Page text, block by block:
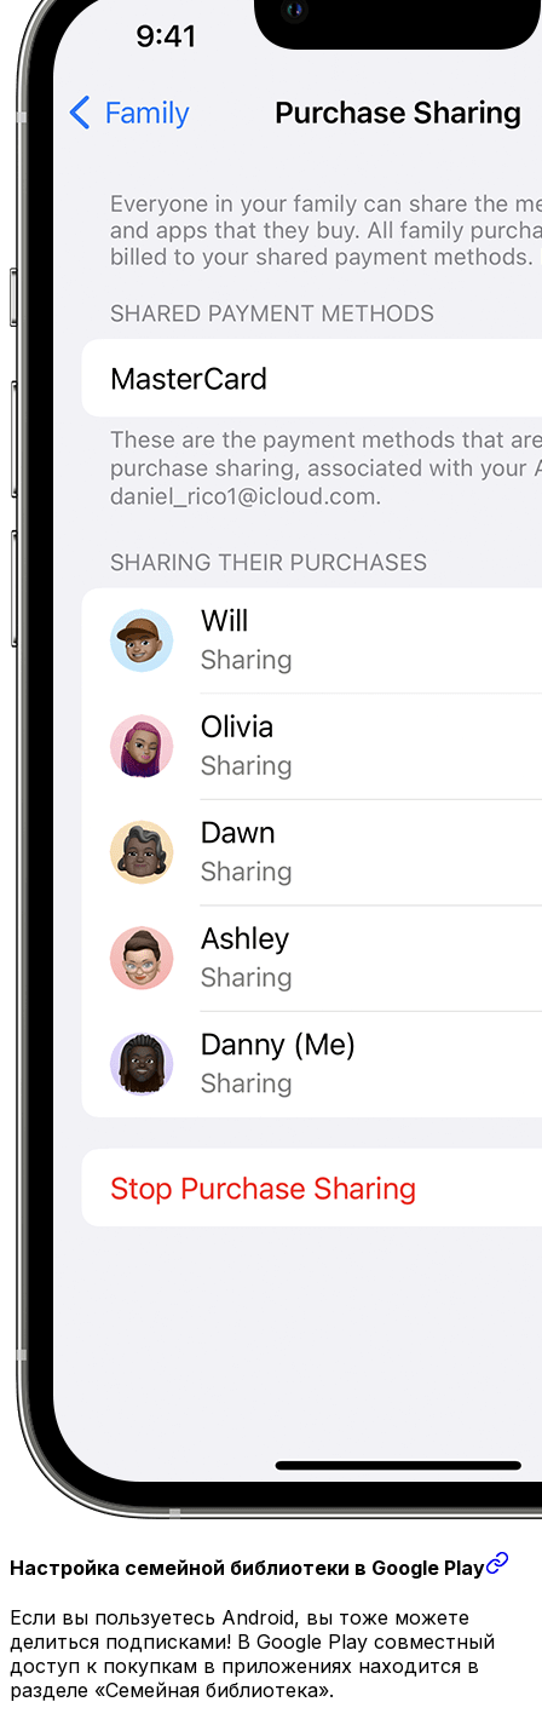
Настройка семейной библиотеки в Google Play
Если вы пользуетесь Android, вы тоже можете
делиться подписками! В Google Play совместный
доступ к покупкам в приложениях находится в
разделе «Семейная библиотека».